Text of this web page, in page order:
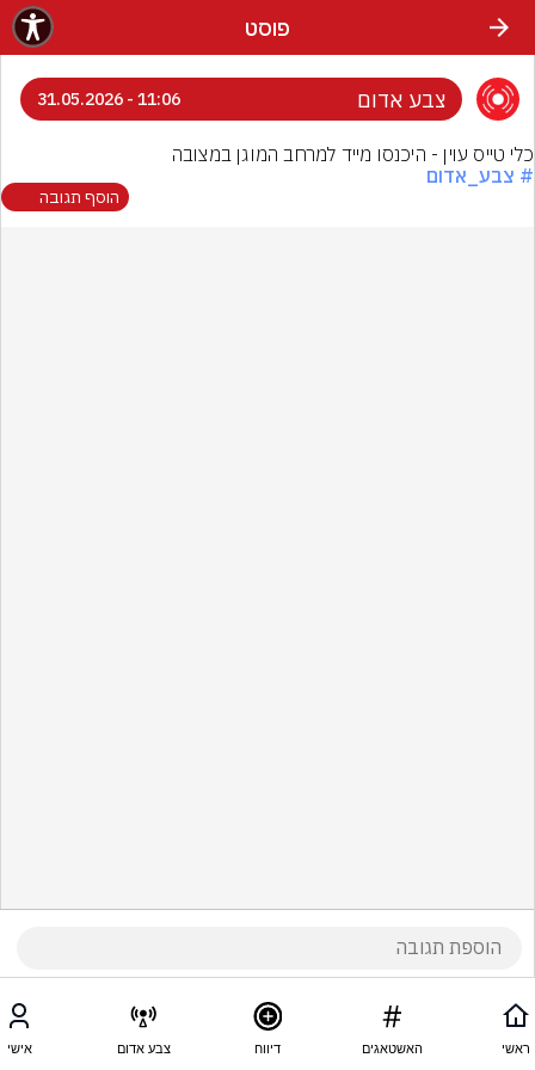
פוסט
צבע אדום 11:06 - 31.05.2026
כלי טייס עוין - היכנסו מייד למרחב המוגן במצובה
# צבע_אדום
הוסף תגובה
ראשי האשטאגים דיווח צבע אדום אישי